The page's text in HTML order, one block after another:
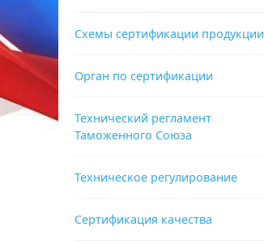
Схемы сертификации продукции
Орган по сертификации
Технический регламент
Таможенного Союза
Техническое регулирование
Сертификация качества